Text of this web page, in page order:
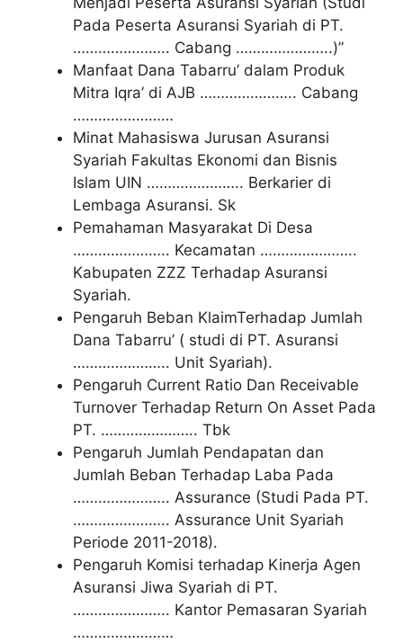
Pada Peserta Asuransi Syariah di PT.
………………….. Cabang …………………..)”
Manfaat Dana Tabarru’ dalam Produk
Mitra Iqra’ di AJB ………………….. Cabang
……………………
Minat Mahasiswa Jurusan Asuransi
Syariah Fakultas Ekonomi dan Bisnis
Islam UIN ………………….. Berkarier di
Lembaga Asuransi. Sk
Pemahaman Masyarakat Di Desa
………………….. Kecamatan …………………..
Kabupaten ZZZ Terhadap Asuransi
Syariah.
Pengaruh Beban KlaimTerhadap Jumlah
Dana Tabarru’ ( studi di PT. Asuransi
………………….. Unit Syariah).
Pengaruh Current Ratio Dan Receivable
Turnover Terhadap Return On Asset Pada
PT. ………………….. Tbk
Pengaruh Jumlah Pendapatan dan
Jumlah Beban Terhadap Laba Pada
………………….. Assurance (Studi Pada PT.
………………….. Assurance Unit Syariah
Periode 2011-2018).
Pengaruh Komisi terhadap Kinerja Agen
Asuransi Jiwa Syariah di PT.
………………….. Kantor Pemasaran Syariah
……………………